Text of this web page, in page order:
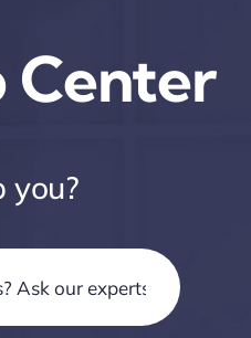
Center
you?